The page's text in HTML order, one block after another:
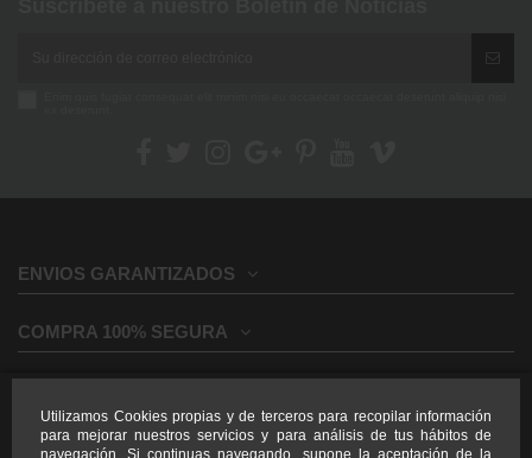
Utilizamos Cookies propias y de terceros para recopilar información
para mejorar nuestros servicios y para análisis de tus hábitos de
navegación. Si continuas navegando, supone la aceptación de la
ENVIOS GARANTIZADOS
COMPRA 100% SEGURA
INFORMACION LEGAL